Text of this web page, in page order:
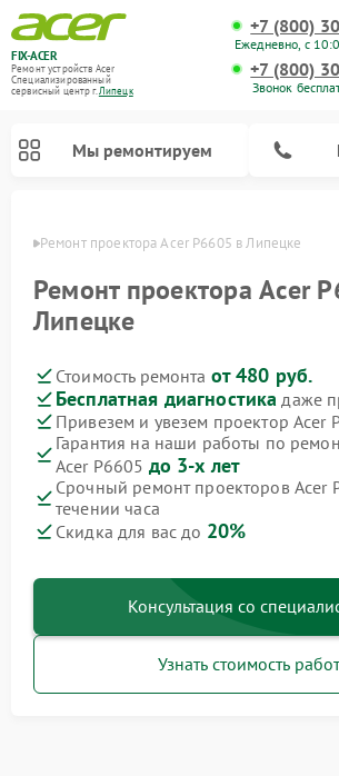
FIX-ACER
Ремонт устройств Acer
Специализированный
cервисный центр г.Липецк
+7 (800)
Ежедневно, с
+7 (800)
Звонок
Мы ремонтируем
Ремонт проектора Acer P6605 в Липецке
Ремонт проектора Acer
Липецке
Стоимость ремонта от 480 руб.
Бесплатная диагностика даже
Привезем и увезем проектор Acer
Гарантия на наши работы по
Acer P6605 до 3-х лет
Срочный ремонт проекторов Acer
течении часа
Скидка для вас до 20%
Консультация со
Узнать стоимость работ